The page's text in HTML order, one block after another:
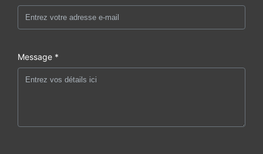
Message *